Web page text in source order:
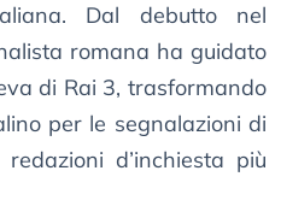
Dal debutto nel
romana ha guidato
di Rai 3, trasformando
per le segnalazioni di
d’inchiesta più